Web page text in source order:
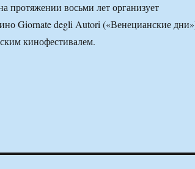
протяжении восьми лет организует
Giornate degli Autori («Венецианские
кинофестивалем.